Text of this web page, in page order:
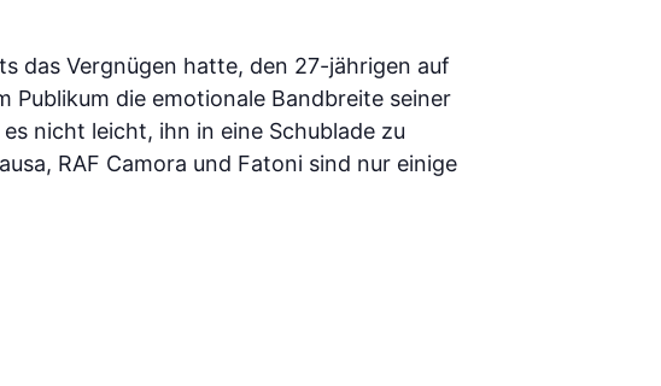
das Vergnügen hatte, den 27-jährigen auf
Publikum die emotionale Bandbreite seiner
nicht leicht, ihn in eine Schublade zu
RAF Camora und Fatoni sind nur einige